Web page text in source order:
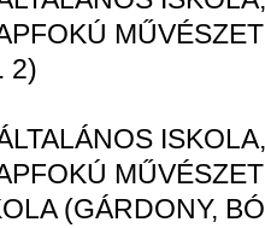
2)
(GÁRDONY,